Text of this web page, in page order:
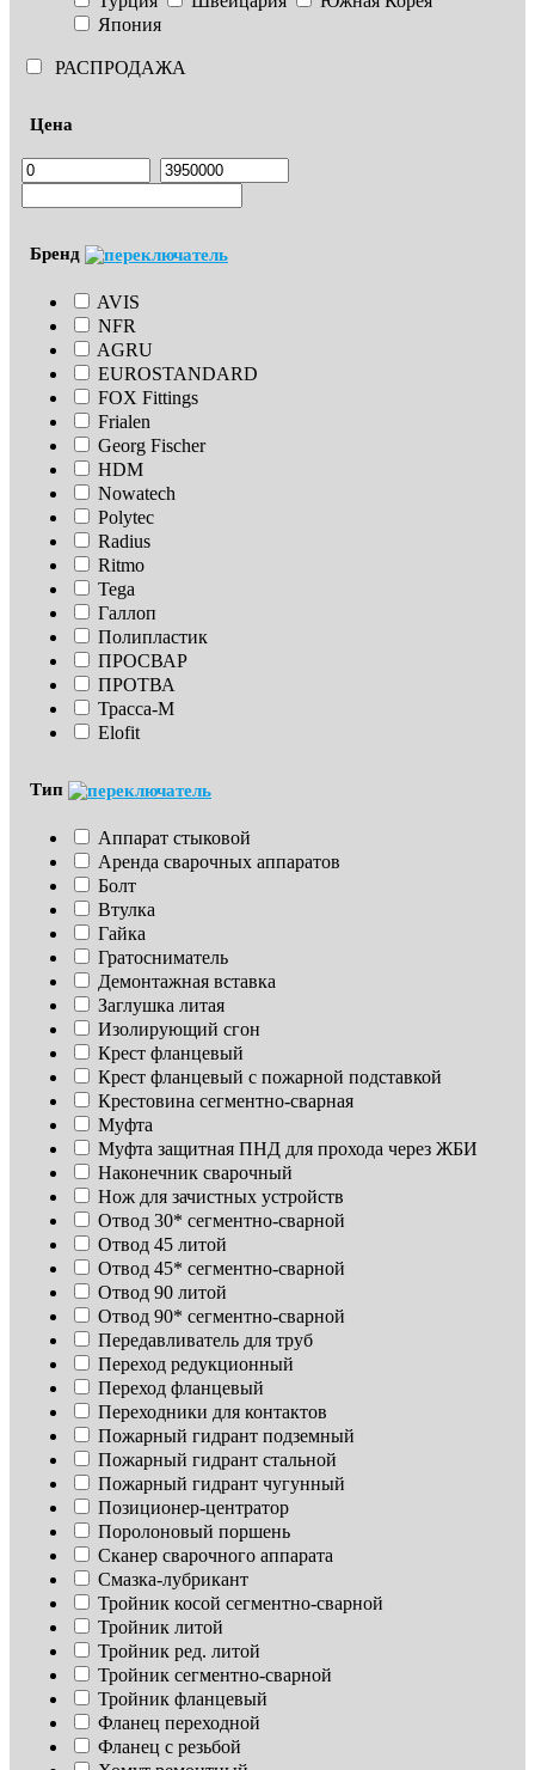
Япония
РАСПРОДАЖА
Цена
Бренд
AVIS
NFR
AGRU
EUROSTANDARD
FOX Fittings
Frialen
Georg Fischer
HDM
Nowatech
Polytec
Radius
Ritmo
Tega
Галлоп
Полипластик
ПРОСВАР
ПРОТВА
Трасса-М
Elofit
Тип
Аппарат стыковой
Аренда сварочных аппаратов
Болт
Втулка
Гайка
Гратосниматель
Демонтажная вставка
Заглушка литая
Изoлирующий сгон
Крест фланцевый
Крест фланцевый с пожарной подставкой
Крестовина сегментно-сварная
Муфта
Муфта защитная ПНД для прохода через ЖБИ
Наконечник сварочный
Нож для зачистных устройств
Отвод 30* сегментно-сварной
Отвод 45 литой
Отвод 45* сегментно-сварной
Отвод 90 литой
Отвод 90* сегментно-сварной
Передавливатель для труб
Переход редукционный
Переход фланцевый
Переходники для контактов
Пожарный гидрант подземный
Пожарный гидрант стальной
Пожарный гидрант чугунный
Позиционер-центратор
Поролоновый поршень
Сканер сварочного аппарата
Смазка-лубрикант
Тройник косой сегментно-сварной
Тройник литой
Тройник ред. литой
Тройник сегментно-сварной
Тройник фланцевый
Фланец переходной
Фланец с резьбой